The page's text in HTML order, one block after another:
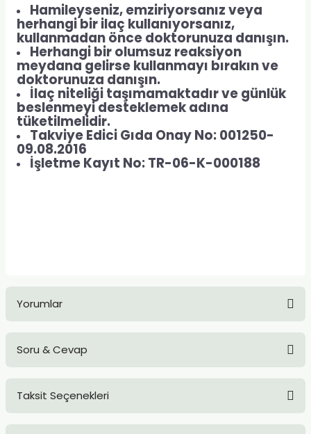
Hamileyseniz, emziriyorsanız veya
herhangi bir ilaç kullanıyorsanız,
kullanmadan önce doktorunuza danışın.
Herhangi bir olumsuz reaksiyon
meydana gelirse kullanmayı bırakın ve
doktorunuza danışın.
İlaç niteliği taşımamaktadır ve günlük
beslenmeyi desteklemek adına
tüketilmelidir.
Takviye Edici Gıda Onay No: 001250-
09.08.2016
İşletme Kayıt No: TR-06-K-000188
Yorumlar
Soru & Cevap
Taksit Seçenekleri